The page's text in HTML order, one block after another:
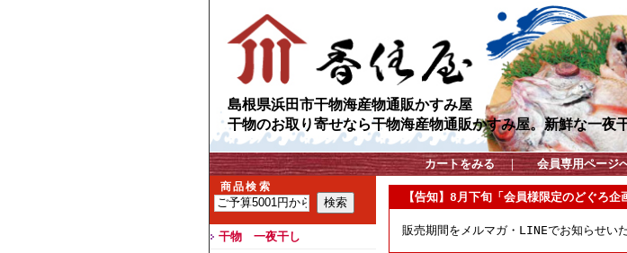
島根県浜田市干物海産物通販かすみ屋
干物のお取り寄せなら干物海産物通販かすみ屋。新鮮な一夜
カートをみる ｜ 会員専用ページ
商品検索
干物 一夜干し
【告知】8月下旬「会員様限定のどぐろ企
販売期間をメルマガ・LINEでお知らせい